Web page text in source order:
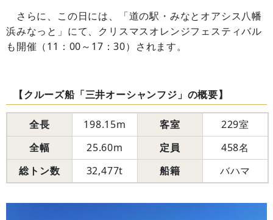
さらに、この日には、「道の駅・みなとオアシス八幡
浜みなっと」にて、クリスマスオレンジフェスティバル
も開催（11：00～17：30）されます。
【クルーズ船「三井オーシャンフジ」の概要】
全長 198.15m 客室
229室
全幅
25.60m 定員
458名
総トン数
32,477t 船籍 バハマ